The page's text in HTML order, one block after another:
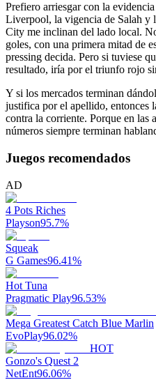
Prefiero arriesgar con la
Liverpool, la vigencia de Salah y
City me inclinan del lado local.
goles, con una primera mitad de
pressing decida. Pero si tuviese
resultado, iría por el triunfo rojo
Y si los mercados terminan
justifica por el apellido, entonces
contra la corriente. Porque en las
números siempre terminan
Juegos recomendados
AD
4 Pots Riches
Playson95.7%
Squeak
G Games96.41%
Hot Tuna
Pragmatic Play96.53%
Mega Greatest Catch Blue Marlin
EvoPlay96.02%
HOT
Gonzo's Quest 2
NetEnt96.06%